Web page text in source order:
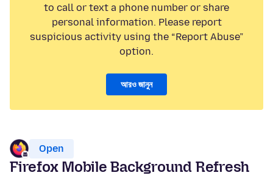
to call or text a phone number or share
personal information. Please report
suspicious activity using the “Report Abuse”
option.
আরও জানুন
Open
Firefox Mobile Background Refresh